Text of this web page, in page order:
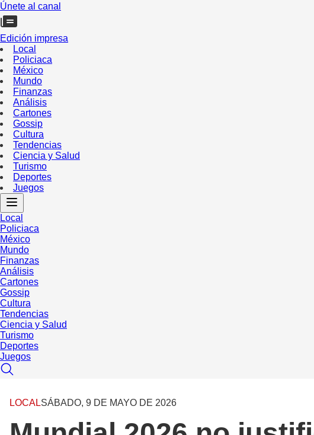
Únete al canal
Edición impresa
Local
Policiaca
México
Mundo
Finanzas
Análisis
Cartones
Gossip
Cultura
Tendencias
Ciencia y Salud
Turismo
Deportes
Juegos
Local
Policiaca
México
Mundo
Finanzas
Análisis
Cartones
Gossip
Cultura
Tendencias
Ciencia y Salud
Turismo
Deportes
Juegos
LOCALSÁBADO, 9 DE MAYO DE 2026